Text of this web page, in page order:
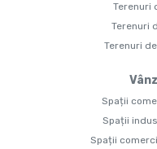
Terenuri
Terenuri
Terenuri
Spații
Spații
Spații